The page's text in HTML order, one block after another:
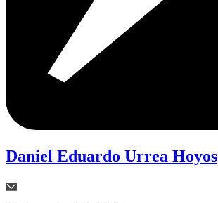
Daniel Eduardo Urrea Hoyos